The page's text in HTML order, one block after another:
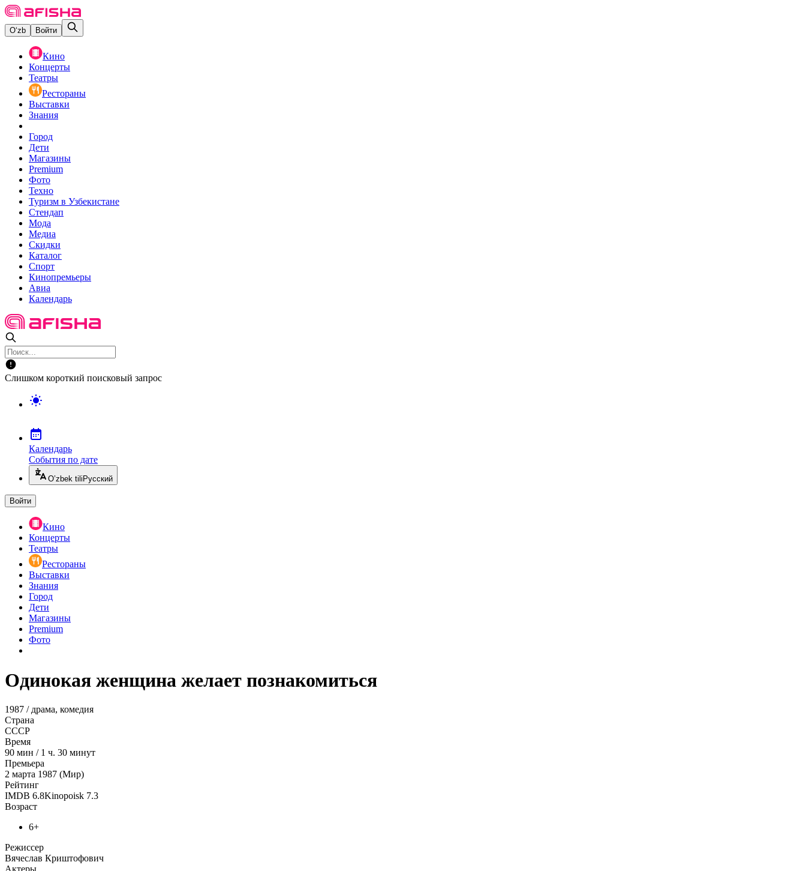
O‘zb Войти
Кино
Концерты
Театры
Рестораны
Выставки
Знания
Город
Дети
Магазины
Premium
Фото
Техно
Туризм в Узбекистане
Стендап
Мода
Медиа
Скидки
Каталог
Спорт
Кинопремьеры
Авиа
Календарь
Слишком короткий поисковый запрос
Календарь
События по дате
O’zbek tili Русский
Войти
Кино
Концерты
Театры
Рестораны
Выставки
Знания
Город
Дети
Магазины
Premium
Фото
Одинокая женщина желает познакомиться
1987 / драма, комедия
Страна
СССР
Время
90 мин / 1 ч. 30 минут
Премьера
2 марта 1987 (Мир)
Рейтинг
IMDB 6.8Kinopoisk 7.3
Возраст
6+
Режиссер
Вячеслав Криштофович